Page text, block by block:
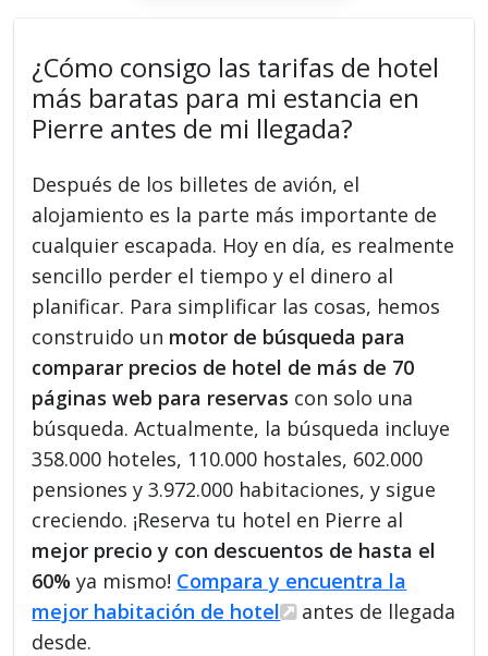
¿Cómo consigo las tarifas de hotel
más baratas para mi estancia en
Pierre antes de mi llegada?
Después de los billetes de avión, el
alojamiento es la parte más importante de
cualquier escapada. Hoy en día, es realmente
sencillo perder el tiempo y el dinero al
planificar. Para simplificar las cosas, hemos
construido un motor de búsqueda para
comparar precios de hotel de más de 70
páginas web para reservas con solo una
búsqueda. Actualmente, la búsqueda incluye
358.000 hoteles, 110.000 hostales, 602.000
pensiones y 3.972.000 habitaciones, y sigue
creciendo. ¡Reserva tu hotel en Pierre al
mejor precio y con descuentos de hasta el
60% ya mismo! Compara y encuentra la
mejor habitación de hotel
antes de llegada
desde.